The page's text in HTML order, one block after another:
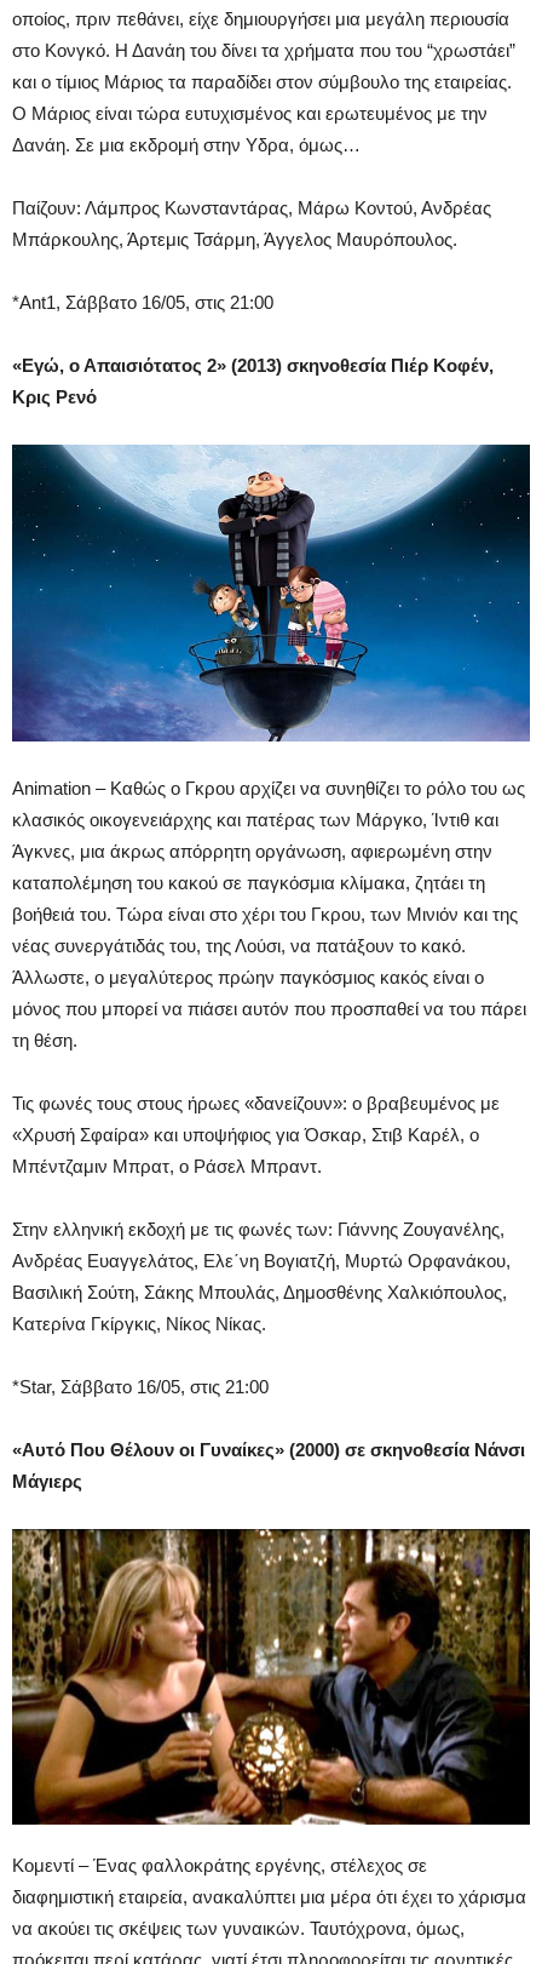
οποίος, πριν πεθάνει, είχε δημιουργήσει μια μεγάλη περιουσία
στο Κονγκό. Η Δανάη του δίνει τα χρήματα που του “χρωστάει”
και ο τίμιος Μάριος τα παραδίδει στον σύμβουλο της εταιρείας.
Ο Μάριος είναι τώρα ευτυχισμένος και ερωτευμένος με την
Δανάη. Σε μια εκδρομή στην Υδρα, όμως…
Παίζουν: Λάμπρος Κωνσταντάρας, Μάρω Κοντού, Ανδρέας
Μπάρκουλης, Άρτεμις Τσάρμη, Άγγελος Μαυρόπουλος.
*Ant1, Σάββατο 16/05, στις 21:00
«Εγώ, ο Απαισιότατος 2» (2013) σκηνοθεσία Πιέρ Κοφέν,
Κρις Ρενό
Animation – Καθώς ο Γκρου αρχίζει να συνηθίζει το ρόλο του ως
κλασικός οικογενειάρχης και πατέρας των Μάργκο, Ίντιθ και
Άγκνες, μια άκρως απόρρητη οργάνωση, αφιερωμένη στην
καταπολέμηση του κακού σε παγκόσμια κλίμακα, ζητάει τη
βοήθειά του. Τώρα είναι στο χέρι του Γκρου, των Μινιόν και της
νέας συνεργάτιδάς του, της Λούσι, να πατάξουν το κακό.
Άλλωστε, ο μεγαλύτερος πρώην παγκόσμιος κακός είναι ο
μόνος που μπορεί να πιάσει αυτόν που προσπαθεί να του πάρει
τη θέση.
Τις φωνές τους στους ήρωες «δανείζουν»: ο βραβευμένος με
«Χρυσή Σφαίρα» και υποψήφιος για Όσκαρ, Στιβ Καρέλ, ο
Μπέντζαμιν Μπρατ, ο Ράσελ Μπραντ.
Στην ελληνική εκδοχή με τις φωνές των: Γιάννης Ζουγανέλης,
Ανδρέας Ευαγγελάτος, Ελε΄νη Βογιατζή, Μυρτώ Ορφανάκου,
Βασιλική Σούτη, Σάκης Μπουλάς, Δημοσθένης Χαλκιόπουλος,
Κατερίνα Γκίργκις, Νίκος Νίκας.
*Star, Σάββατο 16/05, στις 21:00
«Αυτό Που Θέλουν οι Γυναίκες» (2000) σε σκηνοθεσία Νάνσι
Μάγιερς
Κομεντί – Ένας φαλλοκράτης εργένης, στέλεχος σε
διαφημιστική εταιρεία, ανακαλύπτει μια μέρα ότι έχει το χάρισμα
να ακούει τις σκέψεις των γυναικών. Ταυτόχρονα, όμως,